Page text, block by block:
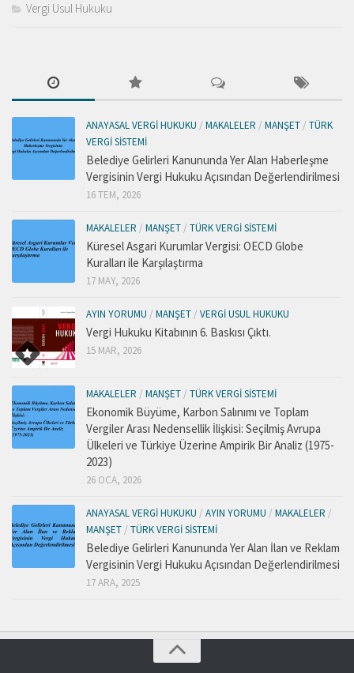
Vergi Usul Hukuku
ANAYASAL VERGI HUKUKU / MAKALELER / MANŞET / TÜRK
VERGI SISTEMI
Belediye Gelirleri Kanununda Yer Alan Haberleşme
Vergisinin Vergi Hukuku Açısından Değerlendirilmesi
16 TEM, 2026
MAKALELER / MANŞET / TÜRK VERGI SISTEMI
Küresel Asgari Kurumlar Vergisi: OECD Globe
Kuralları ile Karşılaştırma
17 MAY, 2026
AYIN YORUMU / MANŞET / VERGI USUL HUKUKU
Vergi Hukuku Kitabının 6. Baskısı Çıktı.
15 MAR, 2026
MAKALELER / MANŞET / TÜRK VERGI SISTEMI
Ekonomik Büyüme, Karbon Salınımı ve Toplam
Vergiler Arası Nedensellik İlişkisi: Seçilmiş Avrupa
Ülkeleri ve Türkiye Üzerine Ampirik Bir Analiz (1975-
2023)
26 OCA, 2026
ANAYASAL VERGI HUKUKU / AYIN YORUMU / MAKALELER /
MANŞET / TÜRK VERGI SISTEMI
Belediye Gelirleri Kanununda Yer Alan İlan ve Reklam
Vergisinin Vergi Hukuku Açısından Değerlendirilmesi
17 ARA, 2025